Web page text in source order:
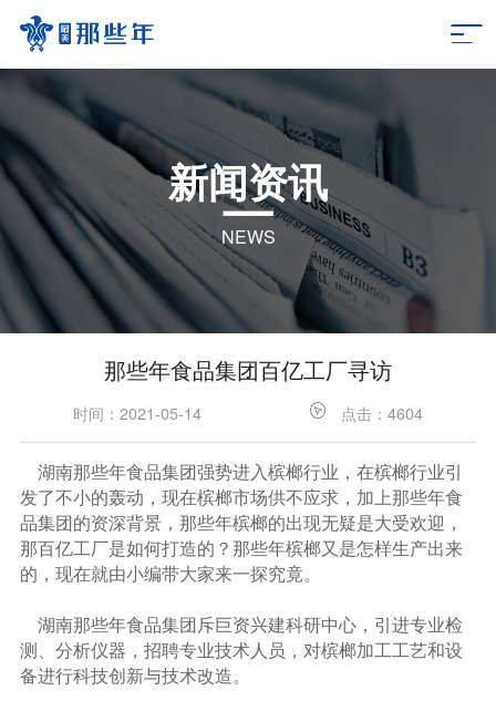
新闻资讯
NEWS
那些年食品集团百亿工厂寻访
时间：2021-05-14 点击：4604
湖南那些年食品集团强势进入槟榔行业，在槟榔行业引
发了不小的轰动，现在槟榔市场供不应求，加上那些年食
品集团的资深背景，那些年槟榔的出现无疑是大受欢迎，
那百亿工厂是如何打造的？那些年槟榔又是怎样生产出来
的，现在就由小编带大家来一探究竟。
湖南那些年食品集团斥巨资兴建科研中心，引进专业检
测、分析仪器，招聘专业技术人员，对槟榔加工工艺和设
备进行科技创新与技术改造。